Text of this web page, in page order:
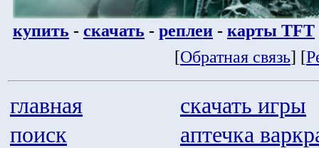
купить - скачать - реплеи - карты TFT
[Обратная связь] [
главная
скачать игры
поиск
аптечка